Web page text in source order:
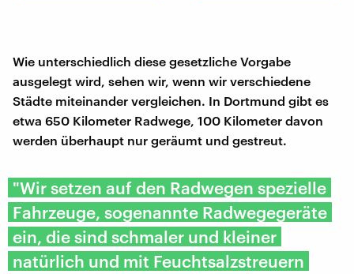
Wie unterschiedlich diese gesetzliche Vorgabe
ausgelegt wird, sehen wir, wenn wir verschiedene
Städte miteinander vergleichen. In Dortmund gibt es
etwa 650 Kilometer Radwege, 100 Kilometer davon
werden überhaupt nur geräumt und gestreut.
"Wir setzen auf den Radwegen spezielle
Fahrzeuge, sogenannte Radwegegeräte
ein, die sind schmaler und kleiner
natürlich und mit Feuchtsalzstreuern